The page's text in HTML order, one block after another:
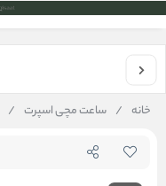
خانه / ساعت مچی اسپرت /